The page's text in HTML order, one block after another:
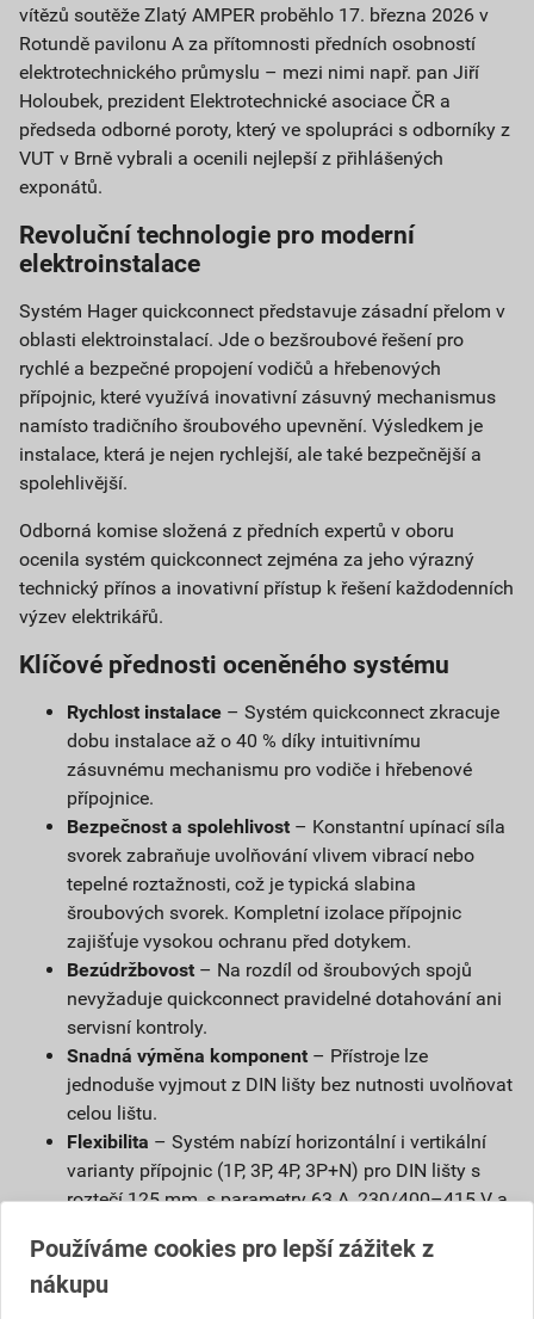
vítězů soutěže Zlatý AMPER proběhlo 17. března 2026 v
Rotundě pavilonu A za přítomnosti předních osobností
elektrotechnického průmyslu – mezi nimi např. pan Jiří
Holoubek, prezident Elektrotechnické asociace ČR a
předseda odborné poroty, který ve spolupráci s odborníky z
VUT v Brně vybrali a ocenili nejlepší z přihlášených
exponátů.
Revoluční technologie pro moderní
elektroinstalace
Systém Hager quickconnect představuje zásadní přelom v
oblasti elektroinstalací. Jde o bezšroubové řešení pro
rychlé a bezpečné propojení vodičů a hřebenových
přípojnic, které využívá inovativní zásuvný mechanismus
namísto tradičního šroubového upevnění. Výsledkem je
instalace, která je nejen rychlejší, ale také bezpečnější a
spolehlivější.
Odborná komise složená z předních expertů v oboru
ocenila systém quickconnect zejména za jeho výrazný
technický přínos a inovativní přístup k řešení každodenních
výzev elektrikářů.
Klíčové přednosti oceněného systému
Rychlost instalace – Systém quickconnect zkracuje
dobu instalace až o 40 % díky intuitivnímu
zásuvnému mechanismu pro vodiče i hřebenové
přípojnice.
Bezpečnost a spolehlivost – Konstantní upínací síla
svorek zabraňuje uvolňování vlivem vibrací nebo
tepelné roztažnosti, což je typická slabina
šroubových svorek. Kompletní izolace přípojnic
zajišťuje vysokou ochranu před dotykem.
Bezúdržbovost – Na rozdíl od šroubových spojů
nevyžaduje quickconnect pravidelné dotahování ani
servisní kontroly.
Snadná výměna komponent – Přístroje lze
jednoduše vyjmout z DIN lišty bez nutnosti uvolňovat
celou lištu.
Flexibilita – Systém nabízí horizontální i vertikální
varianty přípojnic (1P, 3P, 4P, 3P+N) pro DIN lišty s
roztečí 125 mm, s parametry 63 A, 230/400–415 V a
Komfort měření– Samostatné zkušební otvory a
popisová pole s ochrannou klapkou umožňují
Používáme cookies pro lepší zážitek z
nákupu